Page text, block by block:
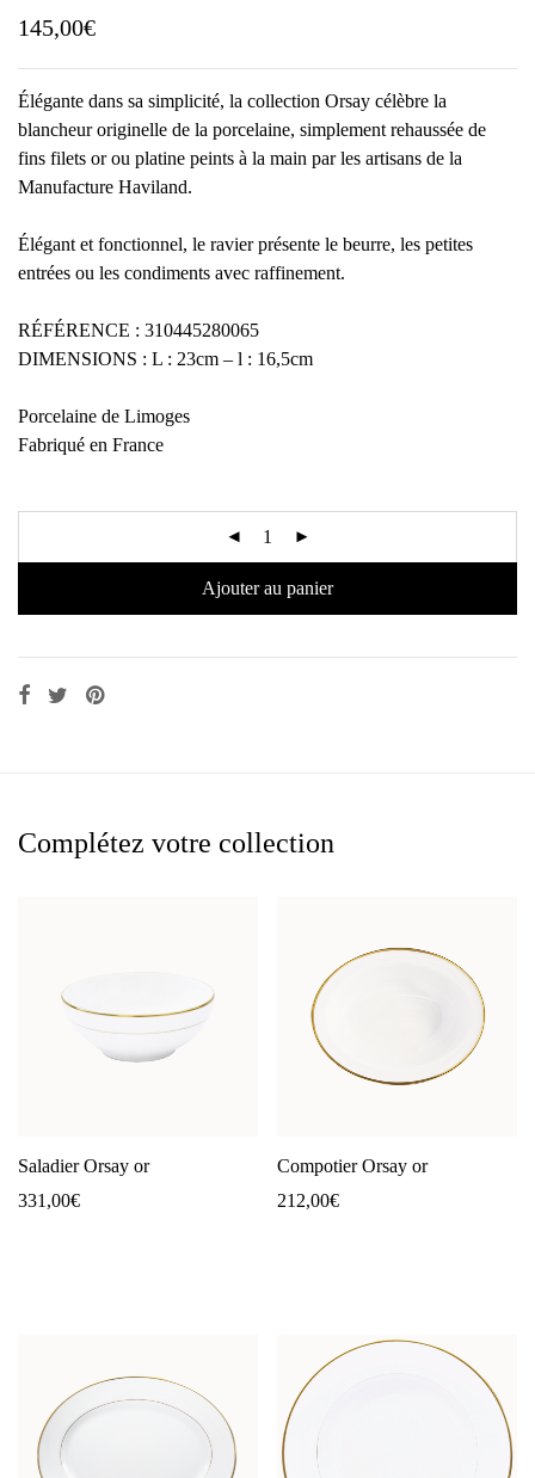
145,00€
Élégante dans sa simplicité, la collection Orsay célèbre la
blancheur originelle de la porcelaine, simplement rehaussée de
fins filets or ou platine peints à la main par les artisans de la
Manufacture Haviland.
Élégant et fonctionnel, le ravier présente le beurre, les petites
entrées ou les condiments avec raffinement.
RÉFÉRENCE : 310445280065
DIMENSIONS : L : 23cm – l : 16,5cm
Porcelaine de Limoges
Fabriqué en France
Ajouter au panier
Complétez votre collection
Saladier Orsay or
331,00€
Compotier Orsay or
212,00€